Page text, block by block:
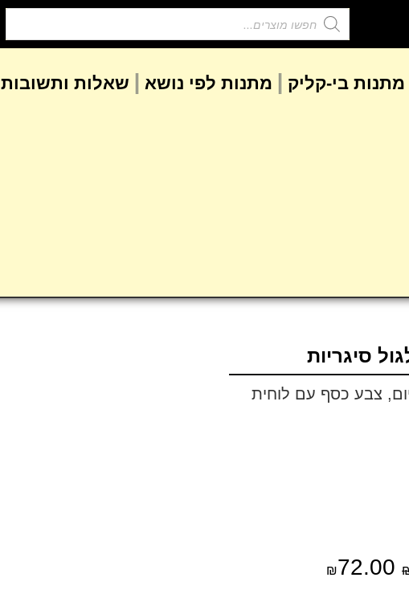
מתנות בי-קליק מתנות לפי נושא שאלות ותשובות
סיגריות
צבע כסף עם לוחית
₪72.00